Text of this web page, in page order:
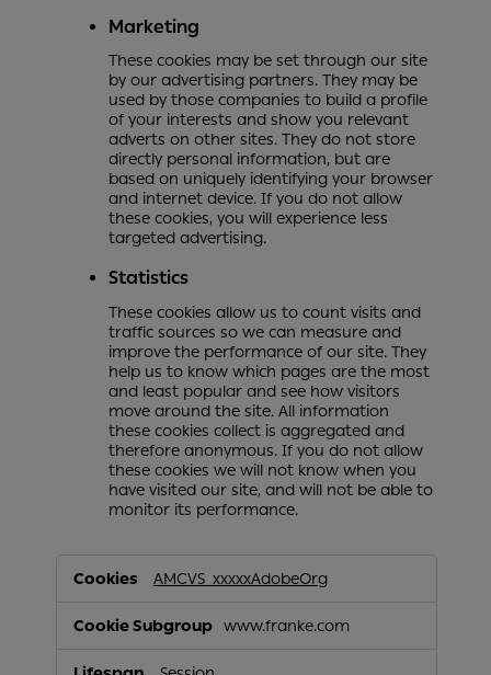
Marketing
These cookies may be set through our site
by our advertising partners. They may be
used by those companies to build a profile
of your interests and show you relevant
adverts on other sites. They do not store
directly personal information, but are
based on uniquely identifying your browser
and internet device. If you do not allow
these cookies, you will experience less
targeted advertising.
Statistics
These cookies allow us to count visits and
traffic sources so we can measure and
improve the performance of our site. They
help us to know which pages are the most
and least popular and see how visitors
move around the site. All information
these cookies collect is aggregated and
therefore anonymous. If you do not allow
these cookies we will not know when you
have visited our site, and will not be able to
monitor its performance.
AMCVS_xxxxxAdobeOrg
www.franke.com